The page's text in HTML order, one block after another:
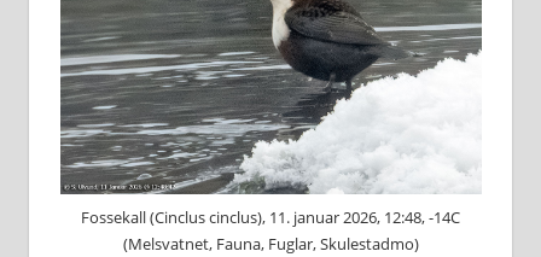
Fossekall (Cinclus cinclus), 11. januar 2026, 12:48, -14C
(Melsvatnet, Fauna, Fuglar, Skulestadmo)